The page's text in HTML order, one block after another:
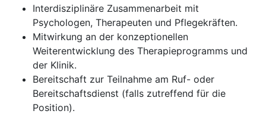
Interdisziplinäre Zusammenarbeit mit
Psychologen, Therapeuten und Pflegekräften.
Mitwirkung an der konzeptionellen
Weiterentwicklung des Therapieprogramms und
der Klinik.
Bereitschaft zur Teilnahme am Ruf- oder
Bereitschaftsdienst (falls zutreffend für die
Position).